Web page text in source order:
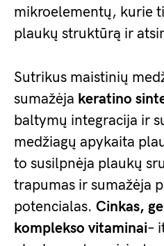
mikroelementų, kurie
plaukų struktūrą ir
Sutrikus maistinių
sumažėja keratino
baltymų integracija ir
medžiagų apykaita
to susilpnėja plaukų
trapumas ir sumažėja
potencialas. Cinkas,
komplekso vitaminai–